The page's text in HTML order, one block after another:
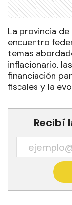
La provincia
encuentro
temas
inflacionario,
financiación
fiscales y la
Recibí